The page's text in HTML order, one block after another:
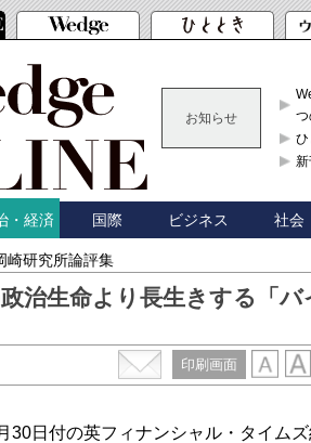
お知らせ
つ
新
・経済 国際 ビジネス 社会
崎研究所論評集
治生命より長生きする「バ
印刷画面
日付の英フィナンシャル・タイム